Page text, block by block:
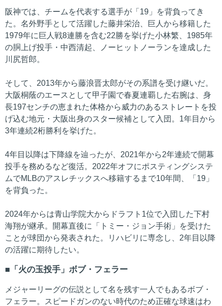
阪神では、チームを代表する選手が「19」を背負ってき
た。名外野手として活躍した藤井栄治、巨人から移籍した
1979年に巨人戦8連勝を含む22勝を挙げた小林繁、1985年
の胴上げ投手・中西清起、ノーヒットノーランを達成した
川尻哲郎。
そして、2013年から藤浪晋太郎がその系譜を受け継いだ。
大阪桐蔭のエースとして甲子園で春夏連覇した右腕は、身
長197センチの恵まれた体格から威力のあるストレートを投
げ込む地元・大阪出身のスター候補として入団。1年目から
3年連続2桁勝利を挙げた。
4年目以降は下降線を辿ったが、2021年から2年連続で開幕
投手を務めるなど復活。2022年オフにポスティングシステ
ムでMLBのアスレチックスへ移籍するまで10年間、「19」
を背負った。
2024年からは青山学院大からドラフト1位で入団した下村
海翔が継承。開幕直後に「トミー・ジョン手術」を受けた
ことが球団から発表された。リハビリに専念し、2年目以降
の活躍に期待したい。
「火の玉投手」ボブ・フェラー
メジャーリーグの伝説として名を残す一人でもあるボブ・
フェラー。スピードガンのない時代のため正確な球速はわ